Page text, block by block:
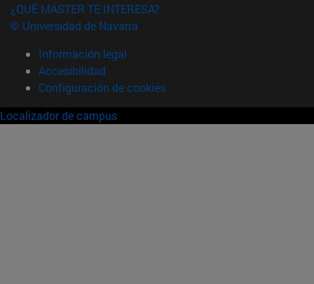
¿QUÉ MÁSTER TE INTERESA?
© Universidad de Navarra
Información legal
Accesibilidad
Configuración de cookies
Localizador de campus